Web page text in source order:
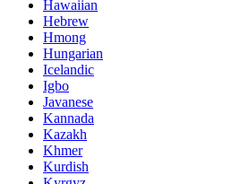
Hawaiian
Hebrew
Hmong
Hungarian
Icelandic
Igbo
Javanese
Kannada
Kazakh
Khmer
Kurdish